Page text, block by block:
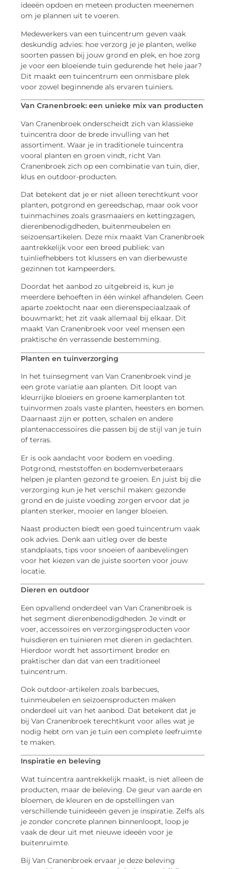
ideeën opdoen en meteen producten meenemen
om je plannen uit te voeren.
Medewerkers van een tuincentrum geven vaak
deskundig advies: hoe verzorg je je planten, welke
soorten passen bij jouw grond en plek, en hoe zorg
je voor een bloeiende tuin gedurende het hele jaar?
Dit maakt een tuincentrum een onmisbare plek
voor zowel beginnende als ervaren tuiniers.
Van Cranenbroek: een unieke mix van producten
Van Cranenbroek onderscheidt zich van klassieke
tuincentra door de brede invulling van het
assortiment. Waar je in traditionele tuincentra
vooral planten en groen vindt, richt Van
Cranenbroek zich op een combinatie van tuin, dier,
klus en outdoor-producten.
Dat betekent dat je er niet alleen terechtkunt voor
planten, potgrond en gereedschap, maar ook voor
tuinmachines zoals grasmaaiers en kettingzagen,
dierenbenodigdheden, buitenmeubelen en
seizoensartikelen. Deze mix maakt Van Cranenbroek
aantrekkelijk voor een breed publiek: van
tuinliefhebbers tot klussers en van dierbewuste
gezinnen tot kampeerders.
Doordat het aanbod zo uitgebreid is, kun je
meerdere behoeften in één winkel afhandelen. Geen
aparte zoektocht naar een dierenspeciaalzaak of
bouwmarkt; het zit vaak allemaal bij elkaar. Dit
maakt Van Cranenbroek voor veel mensen een
praktische én verrassende bestemming.
Planten en tuinverzorging
In het tuinsegment van Van Cranenbroek vind je
een grote variatie aan planten. Dit loopt van
kleurrijke bloeiers en groene kamerplanten tot
tuinvormen zoals vaste planten, heesters en bomen.
Daarnaast zijn er potten, schalen en andere
plantenaccessoires die passen bij de stijl van je tuin
of terras.
Er is ook aandacht voor bodem en voeding.
Potgrond, meststoffen en bodemverbeteraars
helpen je planten gezond te groeien. En juist bij die
verzorging kun je het verschil maken: gezonde
grond en de juiste voeding zorgen ervoor dat je
planten sterker, mooier en langer bloeien.
Naast producten biedt een goed tuincentrum vaak
ook advies. Denk aan uitleg over de beste
standplaats, tips voor snoeien of aanbevelingen
voor het kiezen van de juiste soorten voor jouw
locatie.
Dieren en outdoor
Een opvallend onderdeel van Van Cranenbroek is
het segment dierenbenodigdheden. Je vindt er
voer, accessoires en verzorgingsproducten voor
huisdieren en tuinieren met dieren in gedachten.
Hierdoor wordt het assortiment breder en
praktischer dan dat van een traditioneel
tuincentrum.
Ook outdoor-artikelen zoals barbecues,
tuinmeubelen en seizoensproducten maken
onderdeel uit van het aanbod. Dat betekent dat je
bij Van Cranenbroek terechtkunt voor alles wat je
nodig hebt om van je tuin een complete leefruimte
te maken.
Inspiratie en beleving
Wat tuincentra aantrekkelijk maakt, is niet alleen de
producten, maar de beleving. De geur van aarde en
bloemen, de kleuren en de opstellingen van
verschillende tuinideeën geven je inspiratie. Zelfs als
je zonder concrete plannen binnenloopt, loop je
vaak de deur uit met nieuwe ideeën voor je
buitenruimte.
Bij Van Cranenbroek ervaar je deze beleving